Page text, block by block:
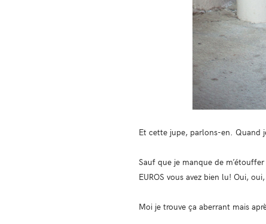
Et cette jupe, parlons-en. Quand
Sauf que je manque de
EUROS vous avez bien lu! Oui,
Moi je trouve ça aberrant mais